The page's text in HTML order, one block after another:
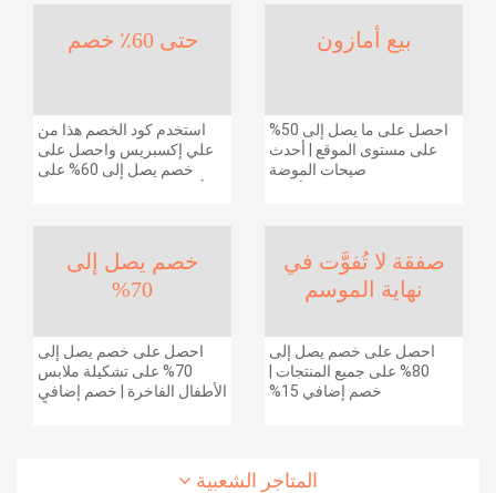
حتى 60٪ خصم
استخدم كود الخصم هذا من
علي إكسبريس واحصل على
خصم يصل إلى 60% على
الطلبات التي تزيد قيمتها عن
1425 ريالًا سعوديًا | شحن مج
بيع أمازون
احصل على ما يصل إلى 50%
على مستوى الموقع | أحدث
صيحات الموضة
خصم يصل إلى
70%
احصل على خصم يصل إلى
70% على تشكيلة ملابس
الأطفال الفاخرة | خصم إضافي
صفقة لا تُفوَّت في
نهاية الموسم
احصل على خصم يصل إلى
80% على جميع المنتجات |
خصم إضافي 15%
المتاجر الشعبية